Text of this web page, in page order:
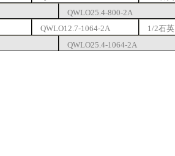
QWLO25.4-800-2A
QWLO12.7-1064-2A 1/2石英
QWLO25.4-1064-2A